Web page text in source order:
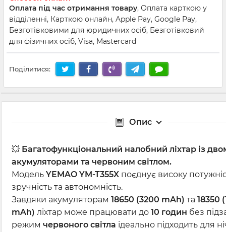
Оплата під час отримання товару, Оплата карткою у
відділенні, Карткою онлайн, Apple Pay, Google Pay,
Безготівковими для юридичних осіб, Безготівковий
для фізичних осіб, Visa, Mastercard
Поділитися:
Опис
💥 Багатофункціональний налобний ліхтар із
акумуляторами та червоним світлом.
Модель YEMAO YM-T355X поєднує високу
зручність та автономність.
Завдяки акумуляторам 18650 (3200 mAh) та 18350
mAh) ліхтар може працювати до 10 годин без
режим червоного світла ідеально підходить для